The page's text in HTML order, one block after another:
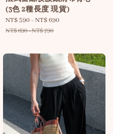
(3色 2種長度 現貨)
Sale
price
NT$ 590- NT$ 690
NT$ 690-NT$ 790